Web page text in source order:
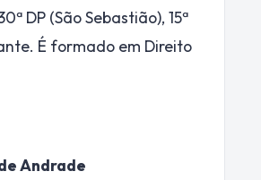
DP (São Sebastião), 15ª
É formado em Direito
Andrade